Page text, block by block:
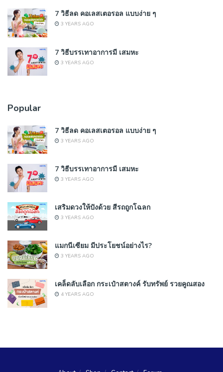
7 วิธีลด คอเลสเตอรอล แบบง่าย ๆ
3 YEARS AGO
7 วิธีบรรเทาอาการมี เสมหะ
3 YEARS AGO
Popular
7 วิธีลด คอเลสเตอรอล แบบง่าย ๆ
3 YEARS AGO
7 วิธีบรรเทาอาการมี เสมหะ
3 YEARS AGO
เสริมดวงให้ปังด้วย สีรถถูกโฉลก
3 YEARS AGO
แมกนีเซียม มีประโยชน์อย่างไร?
3 YEARS AGO
เคล็ดลับเลือก กระเป๋าสตางค์ รับทรัพย์ รวยคูณสอง
4 YEARS AGO